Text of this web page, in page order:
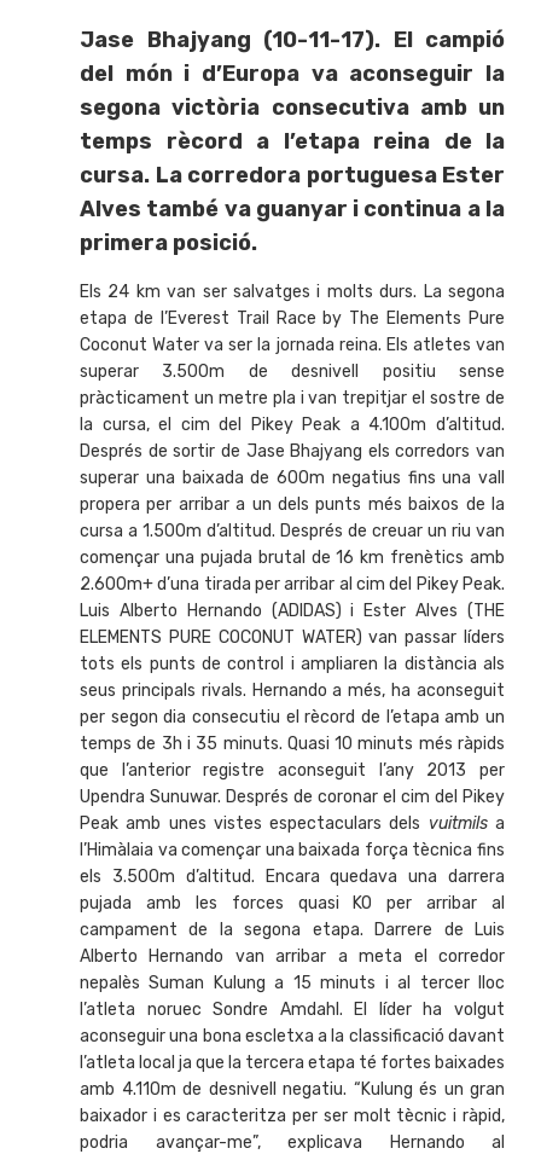
Jase Bhajyang (10-11-17). El campió
del món i d’Europa va aconseguir la
segona victòria consecutiva amb un
temps rècord a l’etapa reina de la
cursa. La corredora portuguesa Ester
Alves també va guanyar i continua a la
primera posició.
Els 24 km van ser salvatges i molts durs. La segona
etapa de l’Everest Trail Race by The Elements Pure
Coconut Water va ser la jornada reina. Els atletes van
superar 3.500m de desnivell positiu sense
pràcticament un metre pla i van trepitjar el sostre de
la cursa, el cim del Pikey Peak a 4.100m d’altitud.
Després de sortir de Jase Bhajyang els corredors van
superar una baixada de 600m negatius fins una vall
propera per arribar a un dels punts més baixos de la
cursa a 1.500m d’altitud. Després de creuar un riu van
començar una pujada brutal de 16 km frenètics amb
2.600m+ d’una tirada per arribar al cim del Pikey Peak.
Luis Alberto Hernando (ADIDAS) i Ester Alves (THE
ELEMENTS PURE COCONUT WATER) van passar líders
tots els punts de control i ampliaren la distància als
seus principals rivals. Hernando a més, ha aconseguit
per segon dia consecutiu el rècord de l’etapa amb un
temps de 3h i 35 minuts. Quasi 10 minuts més ràpids
que l’anterior registre aconseguit l’any 2013 per
Upendra Sunuwar. Després de coronar el cim del Pikey
Peak amb unes vistes espectaculars dels vuitmilsa
l’Himàlaia va començar una baixada força tècnica fins
els 3.500m d’altitud. Encara quedava una darrera
pujada amb les forces quasi KO per arribar al
campament de la segona etapa. Darrere de Luis
Alberto Hernando van arribar a meta el corredor
nepalès Suman Kulung a 15 minuts i al tercer lloc
l’atleta noruec Sondre Amdahl. El líder ha volgut
aconseguir una bona escletxa a la classificació davant
l’atleta local ja que la tercera etapa té fortes baixades
amb 4.110m de desnivell negatiu. “Kulung és un gran
baixador i es caracteritza per ser molt tècnic i ràpid,
podria avançar-me”, explicava Hernando al